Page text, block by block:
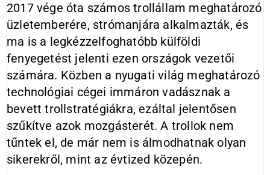
2017 vége óta számos trollállam meghatározó
üzletemberére, strómanjára alkalmazták, és
ma is a legkézzelfoghatóbb külföldi
fenyegetést jelenti ezen országok vezetői
számára. Közben a nyugati világ meghatározó
technológiai cégei immáron vadásznak a
bevett trollstratégiákra, ezáltal jelentősen
szűkítve azok mozgásterét. A trollok nem
tűntek el, de már nem is álmodhatnak olyan
sikerekről, mint az évtized közepén.